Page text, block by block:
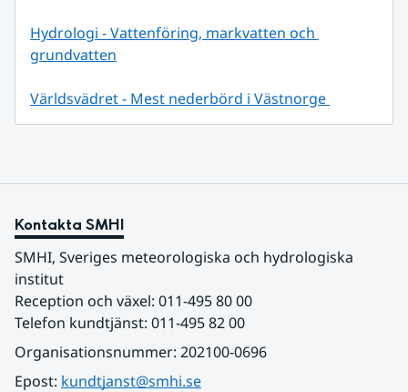
Hydrologi - Vattenföring, markvatten och
grundvatten
Världsvädret - Mest nederbörd i Västnorge
Kontakta SMHI
SMHI, Sveriges meteorologiska och hydrologiska
institut
Reception och växel: 011-495 80 00
Telefon kundtjänst: 011-495 82 00
Organisationsnummer: 202100-0696
Epost: kundtjanst@smhi.se